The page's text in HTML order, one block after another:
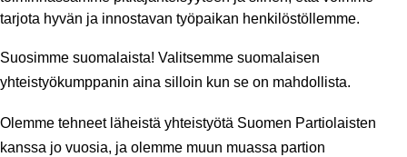
tarjota hyvän ja innostavan työpaikan henkilöstöllemme.
Suosimme suomalaista! Valitsemme suomalaisen
yhteistyökumppanin aina silloin kun se on mahdollista.
Olemme tehneet läheistä yhteistyötä Suomen Partiolaisten
kanssa jo vuosia, ja olemme muun muassa partion